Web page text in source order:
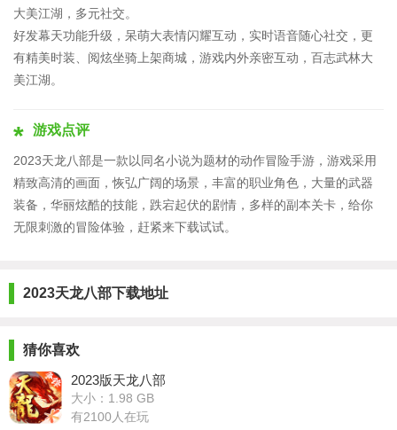
大美江湖，多元社交。
好发幕天功能升级，呆萌大表情闪耀互动，实时语音随心社交，更
有精美时装、阅炫坐骑上架商城，游戏内外亲密互动，百志武林大
美江湖。
游戏点评
2023天龙八部是一款以同名小说为题材的动作冒险手游，游戏采用
精致高清的画面，恢弘广阔的场景，丰富的职业角色，大量的武器
装备，华丽炫酷的技能，跌宕起伏的剧情，多样的副本关卡，给你
无限刺激的冒险体验，赶紧来下载试试。
2023天龙八部下载地址
猜你喜欢
2023版天龙八部
大小：1.98 GB
有2100人在玩